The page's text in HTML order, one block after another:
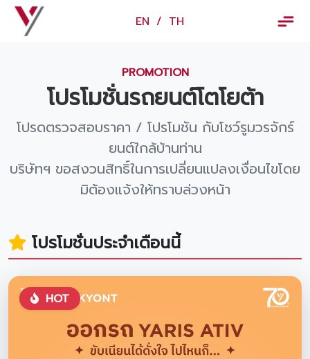
EN / TH ×
เกี่ยวกับเรา
ปฏิทินกิจกรรมและวันหยุด
ข่าว
ศูนย์บริการและอะไหล่
ศูนย์ซ่อมตัวถังและสี
โปรโมชั่น
PROMOTION
โปรโมชั่นรถยนต์โตโยต้า
โปรดตรวจสอบราคา / โปรโมชัน กับโชว์รูมวรจักร์
ยนต์ใกล้บ้านท่าน
บริษัทฯ ขอสงวนสิทธิ์ในการเปลี่ยนแปลงเงื่อนไขโดย
มิต้องแจ้งให้ทราบล่วงหน้า
โปรโมชั่นประจำเดือนนี้
HOT